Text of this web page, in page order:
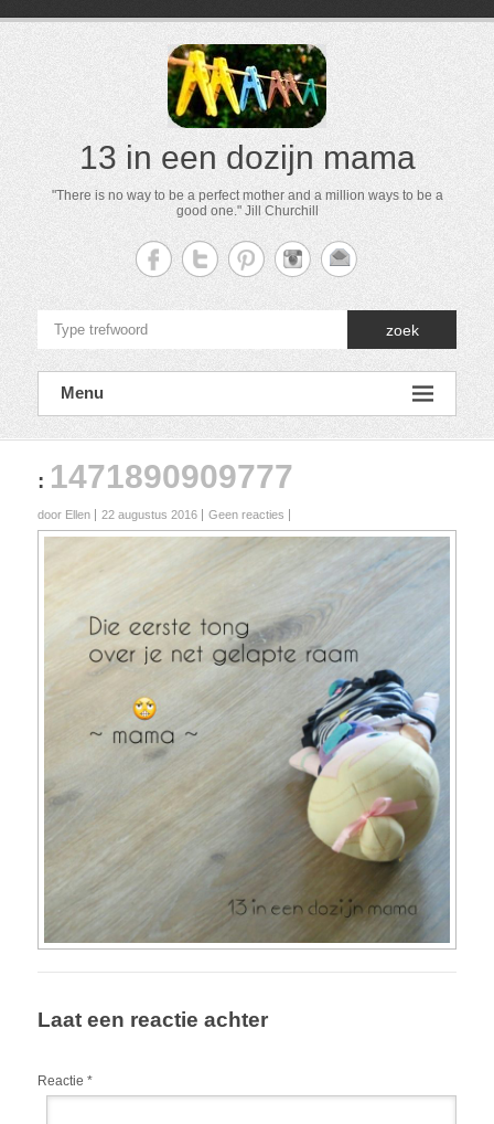
13 in een dozijn mama
"There is no way to be a perfect mother and a million ways to be a
good one." Jill Churchill
zoek
Menu
: 1471890909777
door Ellen 22 augustus 2016 Geen reacties
Laat een reactie achter
Reactie *